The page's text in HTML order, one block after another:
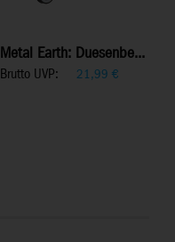
Metal Earth: Duesenbe...
Brutto UVP: 21,99 €